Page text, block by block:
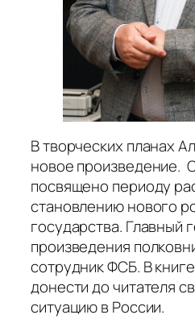
В творческих планах
новое произведение.
посвящено периоду
становлению нового
государства. Главный
произведения
сотрудник ФСБ. В
донести до читателя
ситуацию в России.